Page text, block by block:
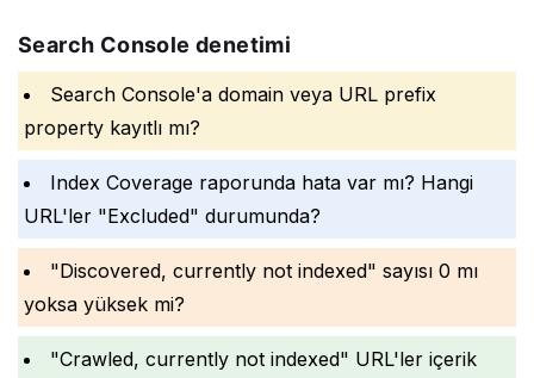
Search Console denetimi
Search Console'a domain veya URL prefix
property kayıtlı mı?
Index Coverage raporunda hata var mı? Hangi
URL'ler "Excluded" durumunda?
"Discovered, currently not indexed" sayısı 0 mı
yoksa yüksek mi?
"Crawled, currently not indexed" URL'ler içerik